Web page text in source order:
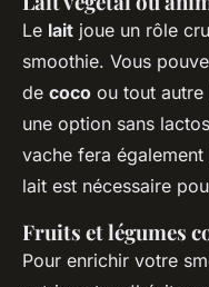
Le lait joue un rôle
smoothie. Vous
de coco ou tout autre
une option sans
vache fera
lait est nécessaire
Fruits et légumes
Pour enrichir votre